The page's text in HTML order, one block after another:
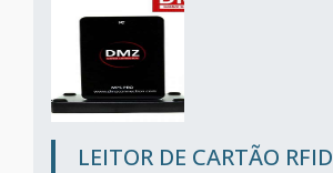
LEITOR DE CARTÃO RFID